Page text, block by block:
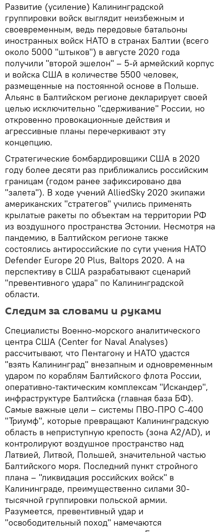
Развитие (усиление) Калининградской
группировки войск выглядит неизбежным и
своевременным, ведь передовые батальоны
иностранных войск НАТО в странах Балтии (всего
около 5000 "штыков") в августе 2020 года
получили "второй эшелон" – 5-й армейский корпус
и войска США в количестве 5500 человек,
размещенные на постоянной основе в Польше.
Альянс в Балтийском регионе декларирует своей
целью исключительно "сдерживание" России, но
откровенно провокационные действия и
агрессивные планы перечеркивают эту
концепцию.
Стратегические бомбардировщики США в 2020
году более десяти раз приближались российским
границам (годом ранее зафиксировано два
"залета"). В ходе учений AlliedSky 2020 экипажи
американских "стратегов" учились применять
крылатые ракеты по объектам на территории РФ
из воздушного пространства Эстонии. Несмотря на
пандемию, в Балтийском регионе также
состоялись антироссийские по сути учения НАТО
Defender Europe 20 Plus, Baltops 2020. А на
перспективу в США разрабатывают сценарий
"превентивного удара" по Калининградской
области.
Следим за словами и руками
Специалисты Военно-морского аналитического
центра США (Center for Naval Analyses)
рассчитывают, что Пентагону и НАТО удастся
"взять Калининград" внезапным и одновременным
ударом по кораблям Балтийского флота России,
оперативно-тактическим комплексам "Искандер",
инфраструктуре Балтийска (главная база БФ).
Самые важные цели – системы ПВО-ПРО С-400
"Триумф", которые превращают Калининградскую
область в неприступную крепость (зона A2/AD), и
контролируют воздушное пространство над
Латвией, Литвой, Польшей, значительной частью
Балтийского моря. Последний пункт стройного
плана – "ликвидация российских войск" в
Калининграде, преимущественно силами 30-
тысячной группировки польской армии.
Разумеется, превентивный удар и
"освободительный поход" намечаются